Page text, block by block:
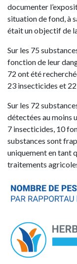
documenter
situation de fond, à
était un objectif de
Sur les 75
fonction de leur
72 ont été
23 insecticides et
Sur les 72
détectées au moins
7 insecticides, 10
substances sont
uniquement en tant
traitements